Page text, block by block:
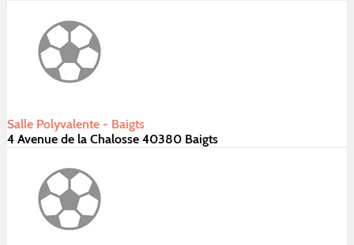
Salle Polyvalente - Baigts
4 Avenue de la Chalosse 40380 Baigts